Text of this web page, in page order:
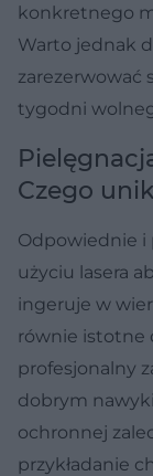
konkretnego
Warto jednak
zarezerwować
tygodni
Czego
Odpowiednie i
użyciu lasera
ingeruje w
równie istotne
profesjonalny
dobrym
ochronnej
przykładanie